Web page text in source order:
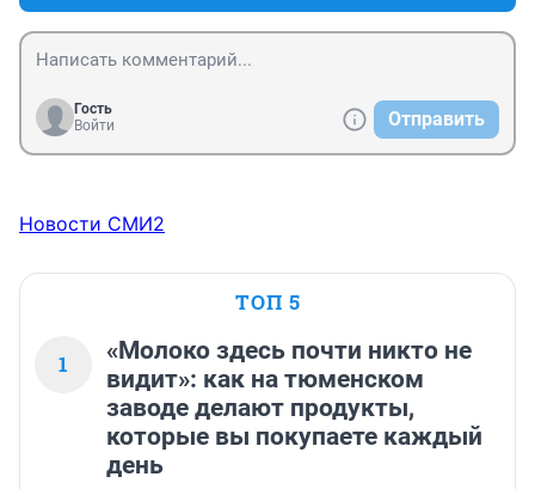
Гость
Войти
Отправить
Новости СМИ2
ТОП 5
1
«Молоко здесь почти никто не
видит»: как на тюменском
заводе делают продукты,
которые вы покупаете каждый
день